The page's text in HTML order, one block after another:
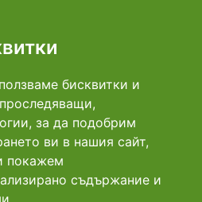
бисквитки и
за да подобрим
ви в нашия сайт,
покажем
съдържание и
с нас
ул. "Даме Груев"№1Б
ina.com
Доставка